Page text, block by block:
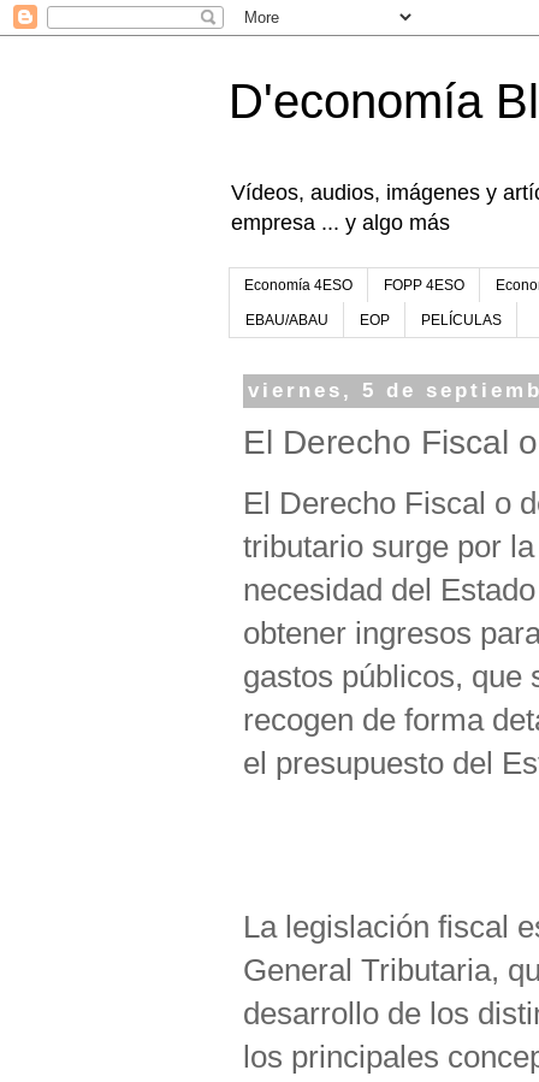
D'economía
Vídeos, audios, imágenes y
empresa ... y algo más
Economía 4ESO FOPP 4ESO
EBAU/ABAU EOP PELÍCULAS
viernes, 5 de
El Derecho Fiscal
El Derecho Fiscal o
tributario surge por la
necesidad del
obtener ingresos
gastos públicos, que
recogen de forma
el presupuesto del
La legislación fiscal
General Tributaria,
desarrollo de los
los principales